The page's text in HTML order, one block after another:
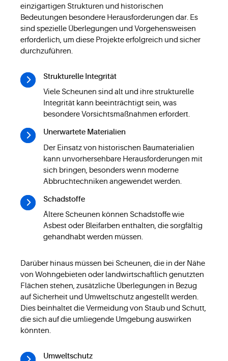
einzigartigen Strukturen und historischen
Bedeutungen besondere Herausforderungen dar. Es
sind spezielle Überlegungen und Vorgehensweisen
erforderlich, um diese Projekte erfolgreich und sicher
durchzuführen.
Strukturelle Integrität
Viele Scheunen sind alt und ihre strukturelle
Integrität kann beeinträchtigt sein, was
besondere Vorsichtsmaßnahmen erfordert.
Unerwartete Materialien
Der Einsatz von historischen Baumaterialien
kann unvorhersehbare Herausforderungen mit
sich bringen, besonders wenn moderne
Abbruchtechniken angewendet werden.
Schadstoffe
Ältere Scheunen können Schadstoffe wie
Asbest oder Bleifarben enthalten, die sorgfältig
gehandhabt werden müssen.
Darüber hinaus müssen bei Scheunen, die in der Nähe
von Wohngebieten oder landwirtschaftlich genutzten
Flächen stehen, zusätzliche Überlegungen in Bezug
auf Sicherheit und Umweltschutz angestellt werden.
Dies beinhaltet die Vermeidung von Staub und Schutt,
die sich auf die umliegende Umgebung auswirken
könnten.
Umweltschutz